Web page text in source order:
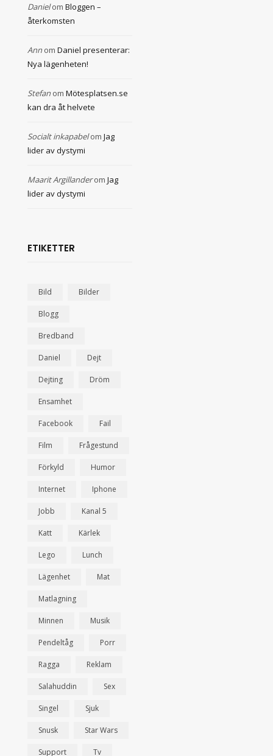
Danielom Bloggen –
återkomsten
Ann om Daniel presenterar:
Nya lägenheten!
Stefan om Mötesplatsen.se
kan dra åt helvete
Socialt inkapabelom Jag
lider av dystymi
Maarit Argillanderom Jag
lider av dystymi
ETIKETTER
Bild Bilder
Blogg
Bredband
Daniel Dejt
Dejting Dröm
Ensamhet
Facebook Fail
Film Frågestund
Förkyld Humor
Internet Iphone
Jobb Kanal 5
Katt Kärlek
Lego Lunch
Lägenhet Mat
Matlagning
Minnen Musik
Pendeltåg Porr
Ragga Reklam
Salahuddin Sex
Singel Sjuk
Snusk Star Wars
Support Tv